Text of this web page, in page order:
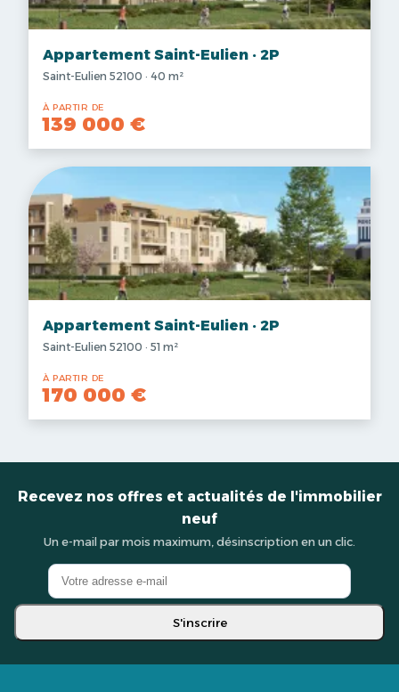
Appartement Saint-Eulien · 2P
Saint-Eulien 52100 · 40 m²
À PARTIR DE
139 000 €
Appartement Saint-Eulien · 2P
Saint-Eulien 52100 · 51 m²
À PARTIR DE
170 000 €
Recevez nos offres et actualités de l'immobilier
neuf
Un e-mail par mois maximum, désinscription en un clic.
S'inscrire